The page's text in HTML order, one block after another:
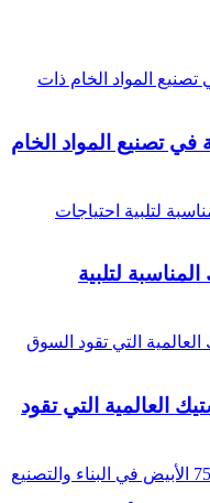
تصنيع المواد الخام
لتلبية
العالمية التي تقود